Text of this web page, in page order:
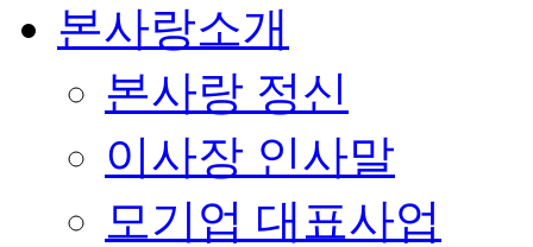
본사랑소개
본사랑 정신
이사장 인사말
모기업 대표사업